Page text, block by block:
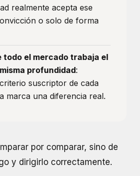
realmente acepta ese
o solo de forma
todo el mercado trabaja el
profundidad:
suscriptor de cada
marca una diferencia real.
por comparar, sino de
y dirigirlo correctamente.